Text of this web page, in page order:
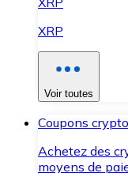
XRP
Voir toutes
Coupons crypto
Achetez des
moyens de